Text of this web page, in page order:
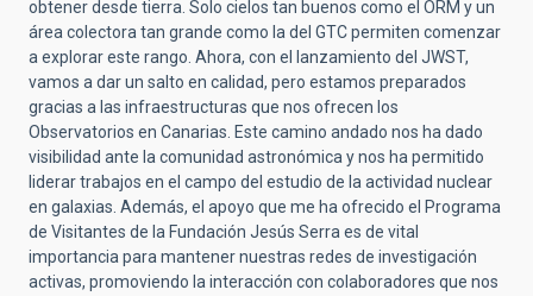
obtener desde tierra. Solo cielos tan buenos como el ORM y un
área colectora tan grande como la del GTC permiten comenzar
a explorar este rango. Ahora, con el lanzamiento del JWST,
vamos a dar un salto en calidad, pero estamos preparados
gracias a las infraestructuras que nos ofrecen los
Observatorios en Canarias. Este camino andado nos ha dado
visibilidad ante la comunidad astronómica y nos ha permitido
liderar trabajos en el campo del estudio de la actividad nuclear
en galaxias. Además, el apoyo que me ha ofrecido el Programa
de Visitantes de la Fundación Jesús Serra es de vital
importancia para mantener nuestras redes de investigación
activas, promoviendo la interacción con colaboradores que nos